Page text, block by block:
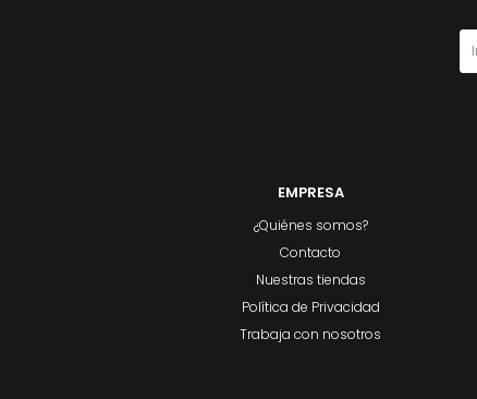
EMPRESA
¿Quiénes somos?
Contacto
Nuestras tiendas
Política de Privacidad
Trabaja con nosotros